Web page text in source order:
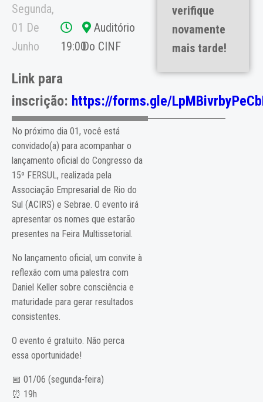
Segunda,
01 De
Junho
19:00
Auditório
Do CINF
Link para
inscrição: https://forms.gle/
No próximo dia 01, você está
convidado(a) para acompanhar o
lançamento oficial do Congresso da
15º FERSUL, realizada pela
Associação Empresarial de Rio do
Sul (ACIRS) e Sebrae. O evento irá
apresentar os nomes que estarão
presentes na Feira Multissetorial.
No lançamento oficial, um convite à
reflexão com uma palestra com
Daniel Keller sobre consciência e
maturidade para gerar resultados
consistentes.
O evento é gratuito. Não perca
essa oportunidade!
📅 01/06 (segunda-feira)
⏰ 19h
verifique
novamente
mais tarde!